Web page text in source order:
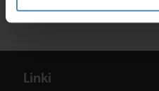
Wyślij
Linki